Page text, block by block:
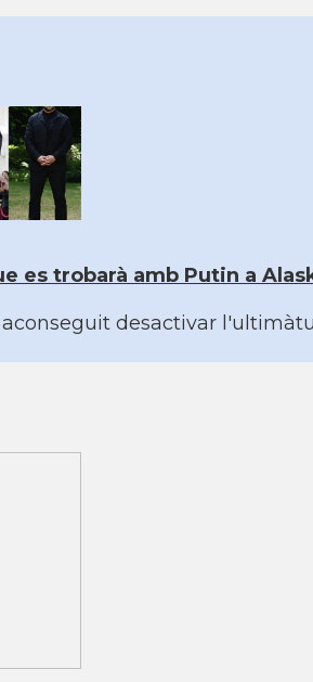
es trobarà amb Putin a
desactivar